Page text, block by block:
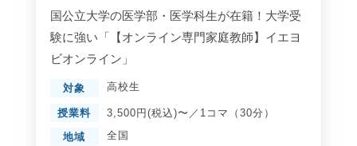
国公立大学の医学部・医学科生が在籍！大学受
験に強い「【オンライン専門家庭教師】イエヨ
ビオンライン」
対象 高校生
授業料 3,500円(税込)〜／1コマ（30分）
地域 全国